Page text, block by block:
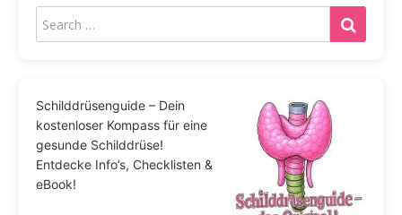
Schilddrüsenguide – Dein
kostenloser Kompass für eine
gesunde Schilddrüse!
Entdecke Info’s, Checklisten &
eBook!